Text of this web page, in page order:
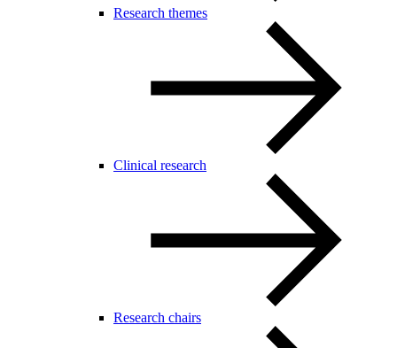
Research themes
Clinical research
Research chairs